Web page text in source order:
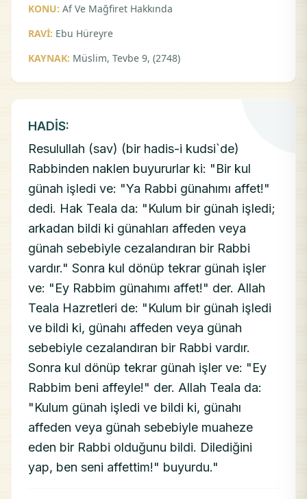
KONU: Af Ve Mağfiret Hakkında
RAVİ: Ebu Hüreyre
KAYNAK: Müslim, Tevbe 9, (2748)
HADİS:
Resulullah (sav) (bir hadis-i kudsi`de)
Rabbinden naklen buyururlar ki: "Bir kul
günah işledi ve: "Ya Rabbi günahımı affet!"
dedi. Hak Teala da: "Kulum bir günah işledi;
arkadan bildi ki günahları affeden veya
günah sebebiyle cezalandıran bir Rabbi
vardır." Sonra kul dönüp tekrar günah işler
ve: "Ey Rabbim günahımı affet!" der. Allah
Teala Hazretleri de: "Kulum bir günah işledi
ve bildi ki, günahı affeden veya günah
sebebiyle cezalandıran bir Rabbi vardır.
Sonra kul dönüp tekrar günah işler ve: "Ey
Rabbim beni affeyle!" der. Allah Teala da:
"Kulum günah işledi ve bildi ki, günahı
affeden veya günah sebebiyle muaheze
eden bir Rabbi olduğunu bildi. Dilediğini
yap, ben seni affettim!" buyurdu."